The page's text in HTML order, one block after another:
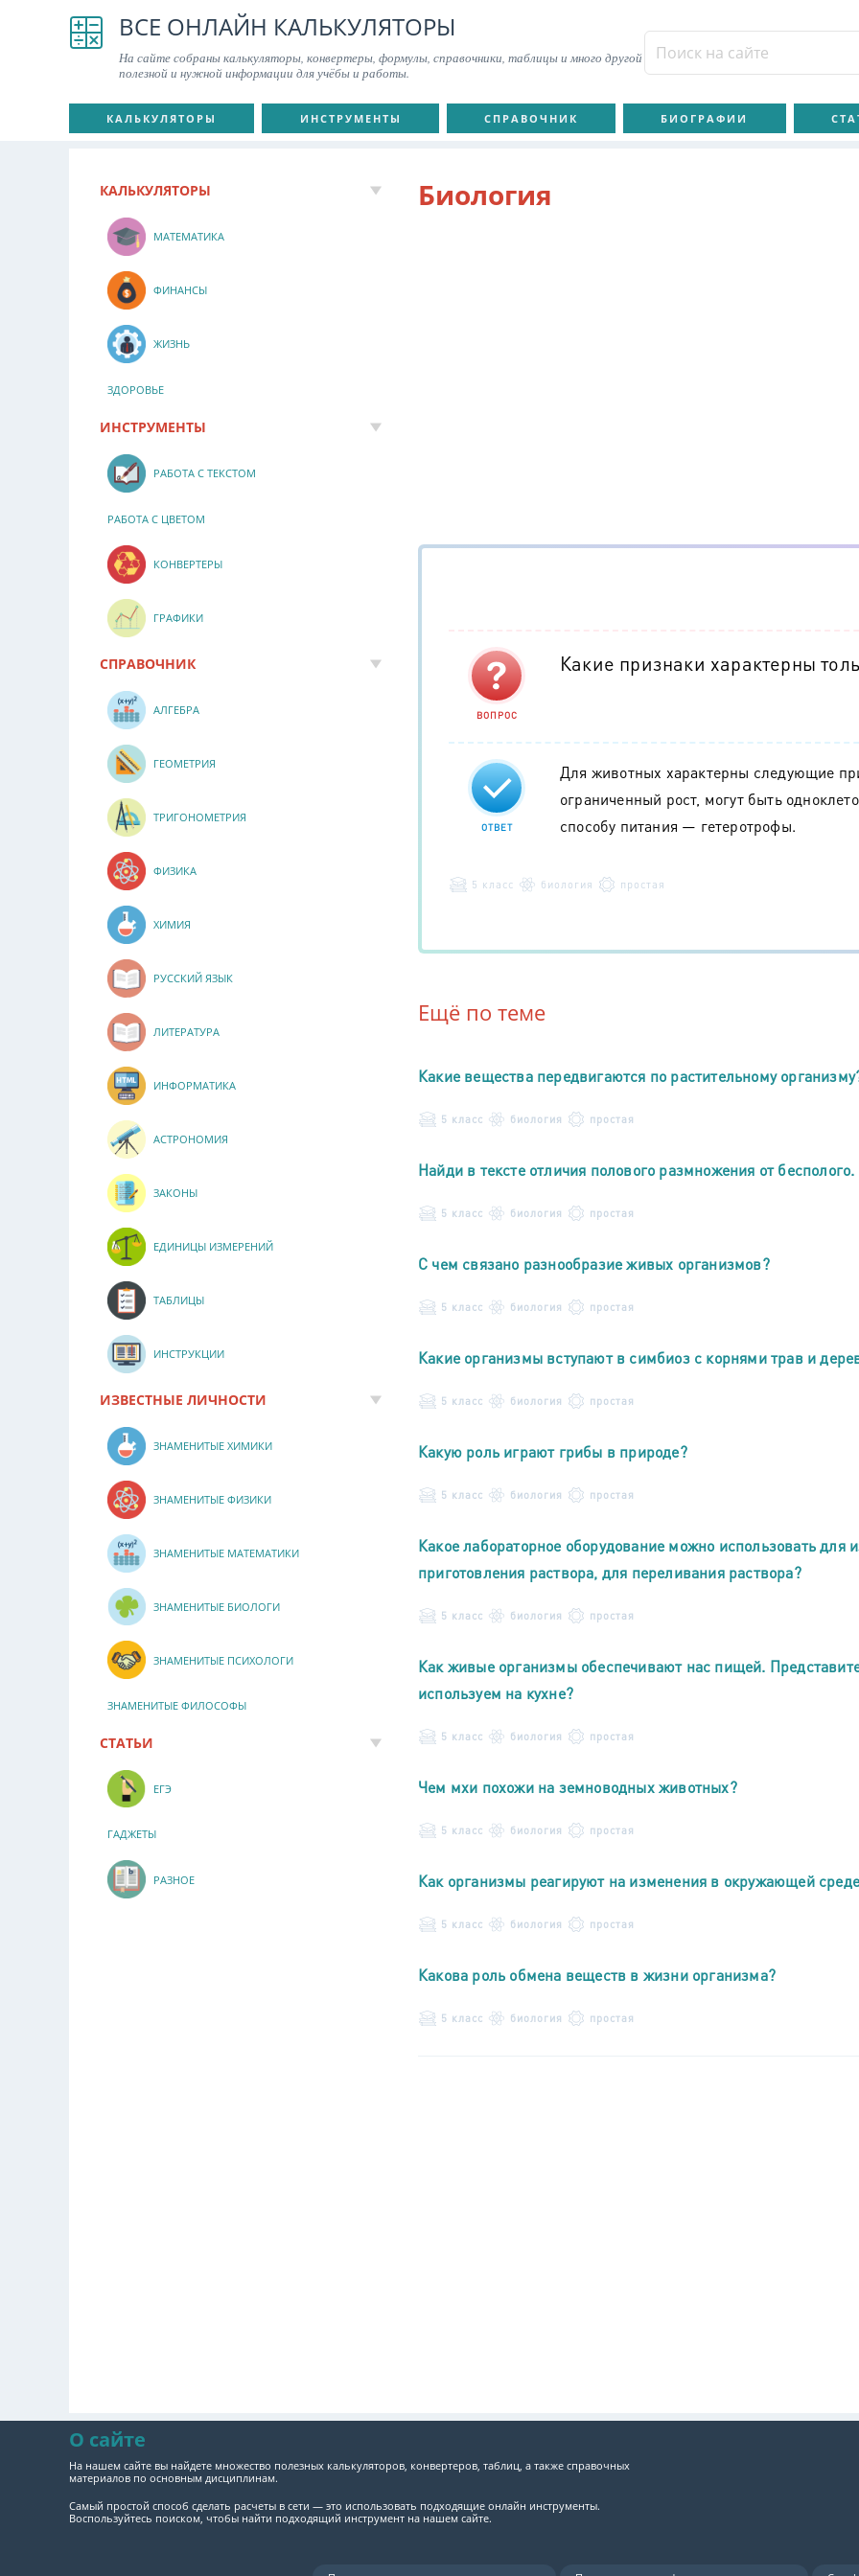
ВСЕ ОНЛАЙН КАЛЬКУЛЯТОРЫ
На сайте собраны калькуляторы, конвертеры, формулы, справочники, таблицы и много другой
полезной и нужной информации для учёбы и работы.
КАЛЬКУЛЯТОРЫ ИНСТРУМЕНТЫ СПРАВОЧНИК БИОГРАФИИ
Биология
ВОПРОС
Какие признаки характерны
ОТВЕТ
Для животных характерны следующие
ограниченный рост, могут быть
способу питания — гетеротрофы.
5 класс биология простая
Ещё по теме
Какие вещества передвигаются по растительному
5 класс биология простая
Найди в тексте отличия полового размножения от бесполого.
5 класс биология простая
С чем связано разнообразие живых организмов?
5 класс биология простая
Какие организмы вступают в симбиоз с корнями трав и
5 класс биология простая
Какую роль играют грибы в природе?
5 класс биология простая
Какое лабораторное оборудование можно использовать для
приготовления раствора, для переливания раствора?
5 класс биология простая
Как живые организмы обеспечивают нас пищей.
используем на кухне?
5 класс биология простая
Чем мхи похожи на земноводных животных?
5 класс биология простая
Как организмы реагируют на изменения в окружающей
5 класс биология простая
Какова роль обмена веществ в жизни организма?
5 класс биология простая
КАЛЬКУЛЯТОРЫ
МАТЕМАТИКА
ФИНАНСЫ
ЖИЗНЬ
ЗДОРОВЬЕ
ИНСТРУМЕНТЫ
РАБОТА С ТЕКСТОМ
РАБОТА С ЦВЕТОМ
КОНВЕРТЕРЫ
ГРАФИКИ
СПРАВОЧНИК
АЛГЕБРА
ГЕОМЕТРИЯ
ТРИГОНОМЕТРИЯ
ФИЗИКА
ХИМИЯ
РУССКИЙ ЯЗЫК
ЛИТЕРАТУРА
ИНФОРМАТИКА
АСТРОНОМИЯ
ЗАКОНЫ
ЕДИНИЦЫ ИЗМЕРЕНИЙ
ТАБЛИЦЫ
ИНСТРУКЦИИ
ИЗВЕСТНЫЕ ЛИЧНОСТИ
ЗНАМЕНИТЫЕ ХИМИКИ
ЗНАМЕНИТЫЕ ФИЗИКИ
ЗНАМЕНИТЫЕ МАТЕМАТИКИ
ЗНАМЕНИТЫЕ БИОЛОГИ
ЗНАМЕНИТЫЕ ПСИХОЛОГИ
ЗНАМЕНИТЫЕ ФИЛОСОФЫ
СТАТЬИ
ЕГЭ
ГАДЖЕТЫ
РАЗНОЕ
О сайте
На нашем сайте вы найдете множество полезных калькуляторов, конвертеров, таблиц, а также справочных
материалов по основным дисциплинам.
Самый простой способ сделать расчеты в сети — это использовать подходящие онлайн инструменты.
Воспользуйтесь поиском, чтобы найти подходящий инструмент на нашем сайте.